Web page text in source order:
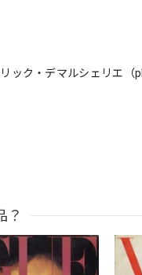
ック・デマルシェリエ
？